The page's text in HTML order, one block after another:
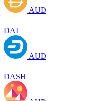
AUD
DAI
AUD
DASH